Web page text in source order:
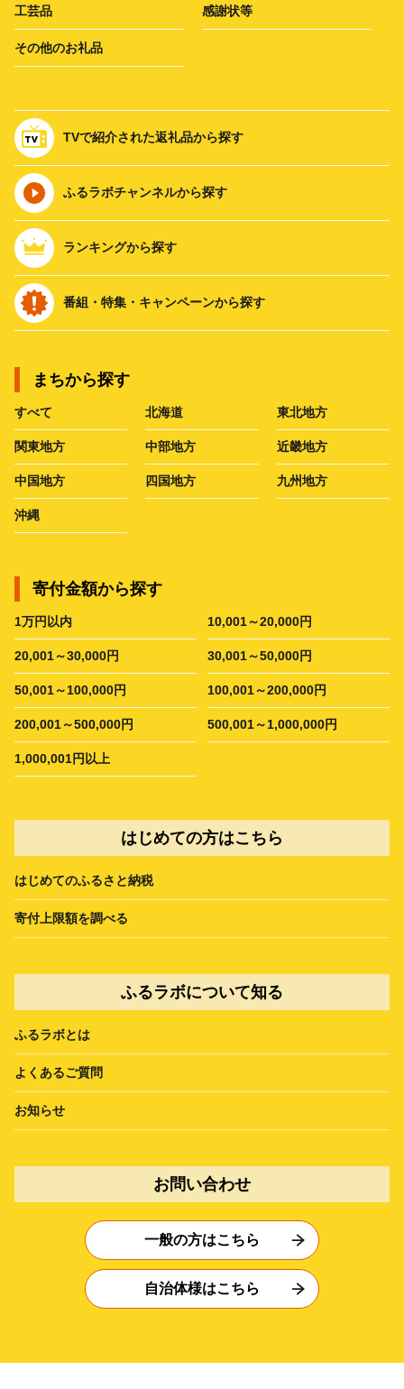
工芸品 感謝状等
その他のお礼品
TVで紹介された返礼品から探す
ふるラボチャンネルから探す
ランキングから探す
番組・特集・キャンペーンから探す
まちから探す
すべて 北海道 東北地方
関東地方 中部地方 近畿地方
中国地方 四国地方 九州地方
沖縄
寄付金額から探す
1万円以内 10,001～20,000円
20,001～30,000円 30,001～50,000円
50,001～100,000円 100,001～200,000円
200,001～500,000円 500,001～1,000,000円
1,000,001円以上
はじめての方はこちら
はじめてのふるさと納税
寄付上限額を調べる
ふるラボについて知る
ふるラボとは
よくあるご質問
お知らせ
お問い合わせ
一般の方はこちら
自治体様はこちら